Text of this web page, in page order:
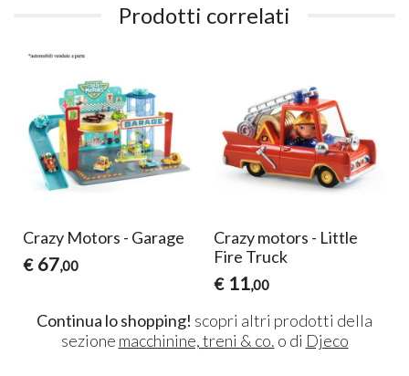
Prodotti correlati
Crazy Motors - Garage
€ 67,00
Crazy motors - Little
Fire Truck
€ 11,00
Continua lo shopping! scopri altri prodotti della
sezione macchinine, treni & co. o di Djeco